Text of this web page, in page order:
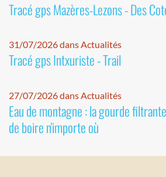
Tracé gps Mazères-Lezons - Des
31/07/2026 dans Actualités
Tracé gps Intxuriste - Trail
27/07/2026 dans Actualités
Eau de montagne : la gourde
de boire n'importe où